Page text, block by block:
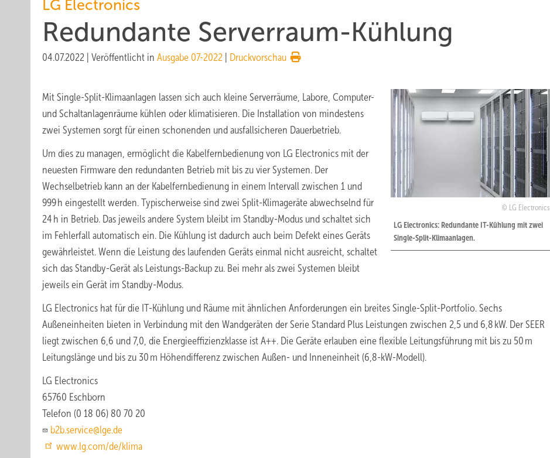
LG Electronics
Redundante Serverraum-Kühlung
04.07.2022 Veröffentlicht in Ausgabe 07-2022 Druckvorschau
LG Electronics
LG Electronics: Redundante IT-Kühlung mit zwei
Single-Split-Klimaanlagen.
Mit Single-Split-Klimaanlagen lassen sich auch kleine Serverräume, Labore, Computer-
und Schaltanlagenräume kühlen oder klimatisieren. Die Installation von mindestens
zwei Systemen sorgt für einen schonenden und ausfallsicheren Dauerbetrieb.
Um dies zu managen, ermöglicht die Kabelfernbedienung von LG Electronics mit der
neuesten Firmware den redundanten Betrieb mit bis zu vier Systemen. Der
Wechselbetrieb kann an der Kabelfernbedienung in einem Intervall zwischen 1 und
999 h eingestellt werden. Typischerweise sind zwei Split-Klimageräte abwechselnd für
24 h in Betrieb. Das jeweils andere System bleibt im Standby-Modus und schaltet sich
im Fehlerfall automatisch ein. Die Kühlung ist dadurch auch beim Defekt eines Geräts
gewährleistet. Wenn die Leistung des laufenden Geräts einmal nicht ausreicht, schaltet
sich das Standby-Gerät als Leistungs-Backup zu. Bei mehr als zwei Systemen bleibt
jeweils ein Gerät im Standby-Modus.
LG Electronics hat für die IT-Kühlung und Räume mit ähnlichen Anforderungen ein breites Single-Split-Portfolio. Sechs
Außeneinheiten bieten in Verbindung mit den Wandgeräten der Serie Standard Plus Leistungen zwischen 2,5 und 6,8 kW. Der SEER
liegt zwischen 6,6 und 7,0, die Energieeffizienzklasse ist A++. Die Geräte erlauben eine flexible Leitungsführung mit bis zu 50 m
Leitungslänge und bis zu 30 m Höhendifferenz zwischen Außen- und Inneneinheit (6,8-kW-Modell).
LG Electronics
65760 Eschborn
Telefon (0 18 06) 80 70 20
b2b.service@lge.de
www.lg.com/de/klima